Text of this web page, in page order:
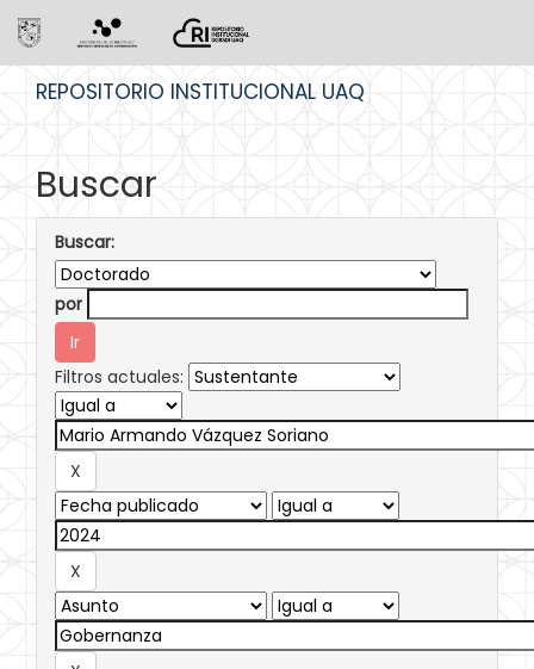
REPOSITORIO INSTITUCIONAL UAQ
Buscar
Buscar:
por
Filtros actuales: